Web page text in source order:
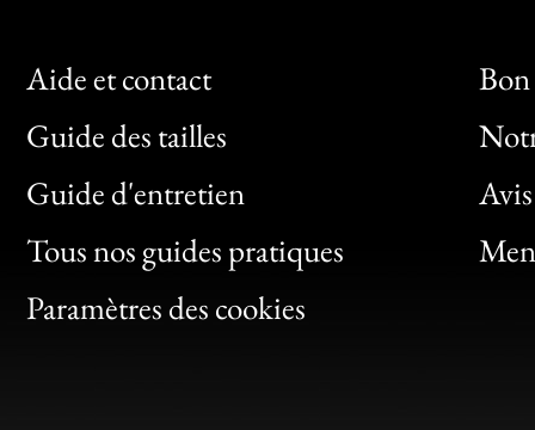
Aide et contact
Guide des tailles
Guide d'entretien
Tous nos guides pratiques
Paramètres des cookies
Bon
Clic